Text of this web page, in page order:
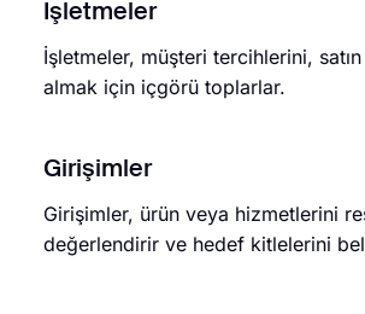
İşletmeler
İşletmeler, müşteri tercihlerini,
almak için içgörü toplarlar.
Girişimler
Girişimler, ürün veya hizmetlerini
değerlendirir ve hedef kitlelerini